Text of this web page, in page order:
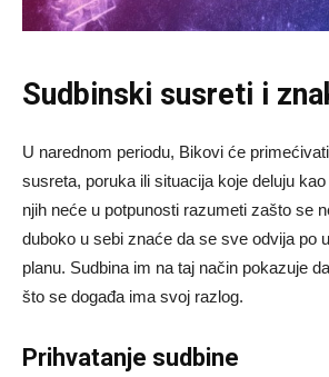
Sudbinski susreti i
U narednom periodu, Bikovi će
susreta, poruka ili situacija koje deluju
njih neće u potpunosti razumeti zašto se
duboko u sebi znaće da se sve odvija po
planu. Sudbina im na taj način pokazuje
što se događa ima svoj razlog.
Prihvatanje sudbine